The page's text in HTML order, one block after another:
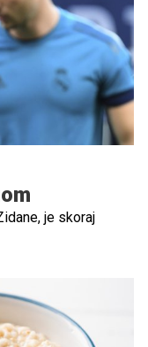
je skoraj